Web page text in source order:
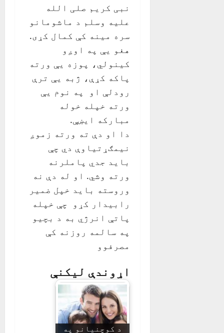
نبی کريم صلی الله
عليه وسلم د ماشومانو
سره مينه کې کمال کړی.
هغو يې په اوږو
کينولي، پوزه يې ورته
پاکه کړې، ژبه يې ترې
رودلې او په نوم يې
ورته خپله خوله
مبارکه ايښې.
دا او دې ته ورته زموږ
نيمګړتياوې دي چې
بايد جدي پاملرنه
ورته وشي. او له دې نه
وروسته بايد خپل ضمير
رابيدار کړو چې خپله
پاتې انرژي به د بچيو
په سالمه روزنه کې
مصرفوو
اړوندې لیکنې
د کوچنیانو په